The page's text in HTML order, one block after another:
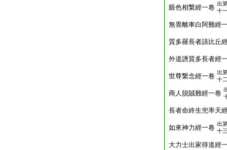
眼色相繋經一卷 出
十
無畏離車白阿難經
質多羅長者請比丘
外道誘質多長者經
世尊繋念經一卷 出
十
商人脱賊難經一卷
長者命終生兜率天
如來神力經一卷 出
十
大力士出家得道經